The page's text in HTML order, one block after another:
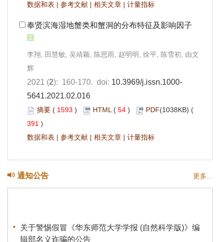
数据和表 | 参考文献 | 相关文章 | 计量指标
奉贤滨海湿地蟹类和蟹洞的分布特征及影响因子
李翔, 田慧敏, 吴靖颖, 陈思雨, 赵明明, 徐平, 陈雪初, 由文
辉
2021 (2): 160-170. doi: 10.3969/j.issn.1000-
5641.2021.02.016
摘要 ( 1593 ) HTML( 54 ) PDF(1038KB) (
391 )
数据和表 | 参考文献 | 相关文章 | 计量指标
通知公告 更多...
关于警惕假冒《华东师范大学学报 (自然科学版)》编
辑部名义诈骗的公告